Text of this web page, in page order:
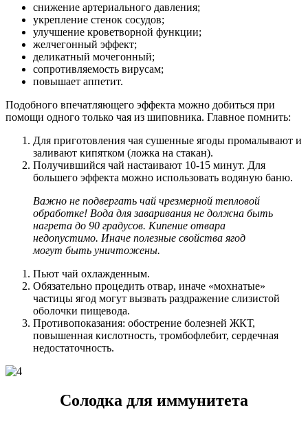
снижение артериального давления;
укрепление стенок сосудов;
улучшение кроветворной функции;
желчегонный эффект;
деликатный мочегонный;
сопротивляемость вирусам;
повышает аппетит.
Подобного впечатляющего эффекта можно добиться при
помощи одного только чая из шиповника. Главное помнить:
Для приготовления чая сушенные ягоды промалывают и
заливают кипятком (ложка на стакан).
Получившийся чай настаивают 10-15 минут. Для
большего эффекта можно использовать водяную баню.
Важно не подвергать чай чрезмерной тепловой
обработке! Вода для заваривания не должна быть
нагрета до 90 градусов. Кипение отвара
недопустимо. Иначе полезные свойства ягод
могут быть уничтожены.
Пьют чай охлажденным.
Обязательно процедить отвар, иначе «мохнатые»
частицы ягод могут вызвать раздражение слизистой
оболочки пищевода.
Противопоказания: обострение болезней ЖКТ,
повышенная кислотность, тромбофлебит, сердечная
недостаточность.
Солодка для иммунитета